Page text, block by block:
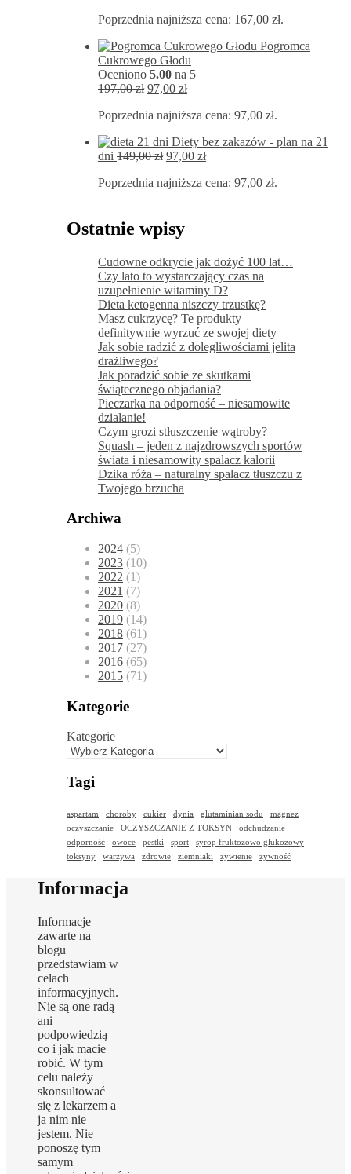
wynosiła:
Poprzednia najniższa cena: 167,00 zł.
Pogromca
Cukrowego Głodu
Oceniono 5.00 na 5
197,00zł Pierwotna
wynosiła:
97,00 złAktualna
wynosi:
Poprzednia najniższa cena: 97,00 zł.
Diety bez zakazów - plan na 21
dni 149,00zł Pierwotna
wynosiła:
97,00 złAktualna
wynosi:
Poprzednia najniższa cena: 97,00 zł.
Ostatnie wpisy
Cudowne odkrycie jak dożyć 100 lat…
Czy lato to wystarczający czas na
uzupełnienie witaminy D?
Dieta ketogenna niszczy trzustkę?
Masz cukrzycę? Te produkty
definitywnie wyrzuć ze swojej diety
Jak sobie radzić z dolegliwościami jelita
drażliwego?
Jak poradzić sobie ze skutkami
świątecznego objadania?
Pieczarka na odporność – niesamowite
działanie!
Czym grozi stłuszczenie wątroby?
Squash – jeden z najzdrowszych sportów
świata i niesamowity spalacz kalorii
Dzika róża – naturalny spalacz tłuszczu z
Twojego brzucha
Archiwa
2024 (5)
2023 (10)
2022 (1)
2021 (7)
2020 (8)
2019 (14)
2018 (61)
2017 (27)
2016 (65)
2015 (71)
Kategorie
Kategorie
Tagi
aspartam choroby cukier dynia glutaminian sodu
magnez
oczyszczanie
OCZYSZCZANIE Z TOKSYN
odchudzanie
odporność
owoce pestki sport
syrop fruktozowo glukozowy
toksyny
warzywa zdrowie ziemniaki żywienie żywność
Informacja
Informacje
zawarte na
blogu
przedstawiam w
celach
informacyjnych.
Nie są one radą
ani
podpowiedzią
co i jak macie
robić. W tym
celu należy
skonsultować
się z lekarzem a
ja nim nie
jestem. Nie
ponoszę tym
samym